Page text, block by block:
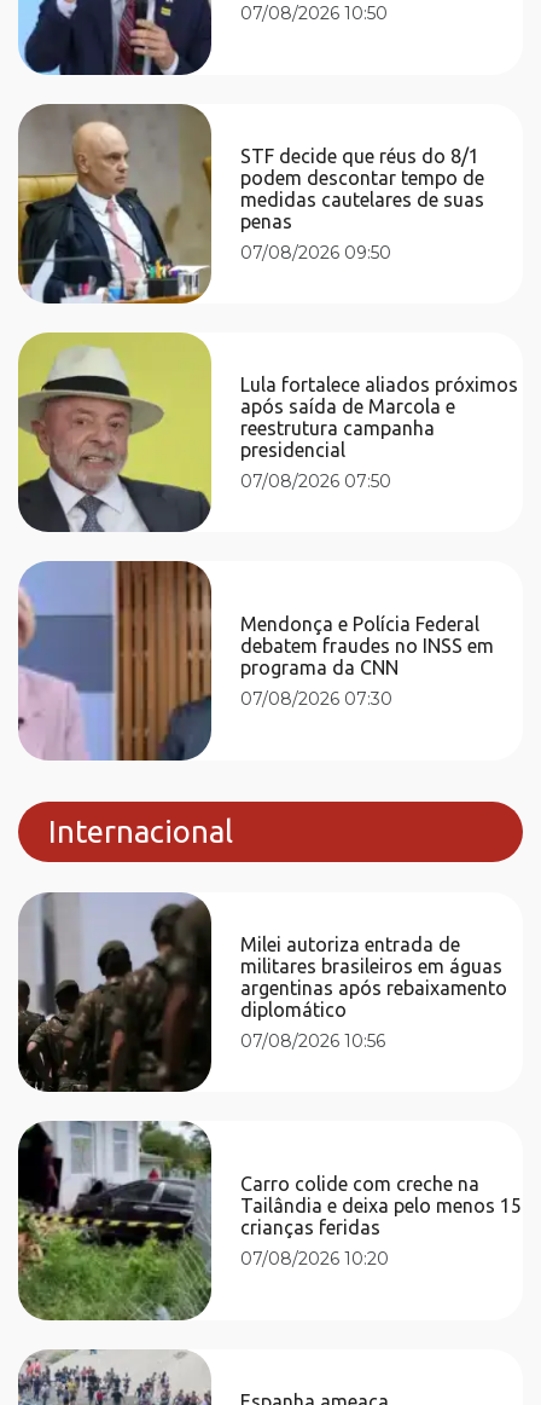
07/08/2026 10:50
STF decide que réus do 8/1
podem descontar tempo de
medidas cautelares de suas
penas
07/08/2026 09:50
Lula fortalece aliados próximos
após saída de Marcola e
reestrutura campanha
presidencial
07/08/2026 07:50
Mendonça e Polícia Federal
debatem fraudes no INSS em
programa da CNN
07/08/2026 07:30
Internacional
Milei autoriza entrada de
militares brasileiros em águas
argentinas após rebaixamento
diplomático
07/08/2026 10:56
Carro colide com creche na
Tailândia e deixa pelo menos 15
crianças feridas
07/08/2026 10:20